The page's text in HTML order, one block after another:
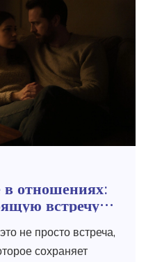
в отношениях:
встречу
не просто встреча,
сохраняет